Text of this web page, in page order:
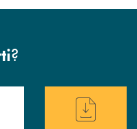
?
assistenza immediata ?
Hai bisogno di